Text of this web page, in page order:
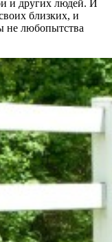
и других людей. И
близких, и
не любопытства